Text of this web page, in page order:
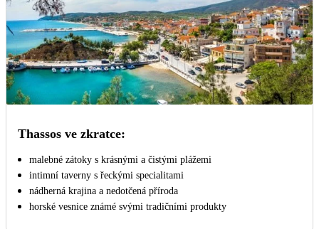
Thassos ve zkratce:
malebné zátoky s krásnými a čistými plážemi
intimní taverny s řeckými specialitami
nádherná krajina a nedotčená příroda
horské vesnice známé svými tradičními produkty